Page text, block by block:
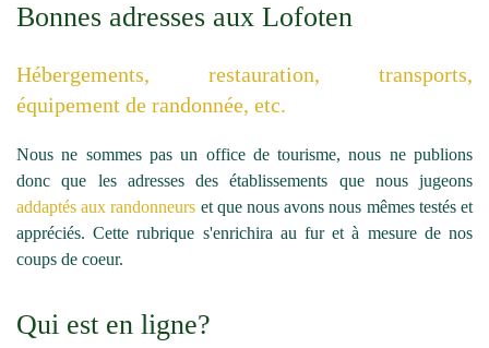
Bonnes adresses aux Lofoten
Hébergements, restauration, transports,
équipement de randonnée, etc.
Nous ne sommes pas un office de tourisme, nous ne publions
donc que les adresses des établissements que nous jugeons
addaptés aux randonneurs et que nous avons nous mêmes testés et
appréciés. Cette rubrique s'enrichira au fur et à mesure de nos
coups de coeur.
Qui est en ligne?